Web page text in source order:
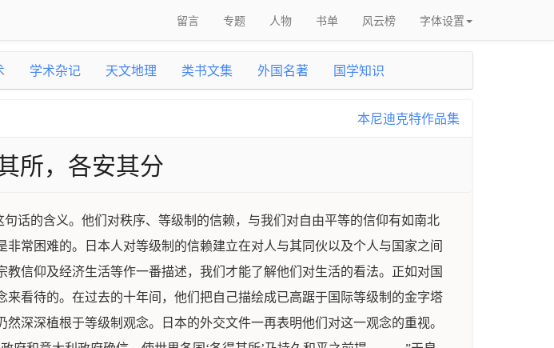
留言 专题 人物 书单 风云榜 字体设置
学术杂记 天文地理 类书文集 外国名著 国学知识
本尼迪克特作品集
所，各安其分
话的含义。他们对秩序、等级制的信赖，与我们对自由平等的信仰有如南北
常困难的。日本人对等级制的信赖建立在对人与其同伙以及个人与国家之间
信仰及经济生活等作一番描述，我们才能了解他们对生活的看法。正如对国
看待的。在过去的十年间，他们把自己描绘成已高踞于国际等级制的金字塔
深深植根于等级制观念。日本的外交文件一再表明他们对这一观念的重视。